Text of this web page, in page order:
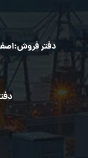
دفتر
دفتر